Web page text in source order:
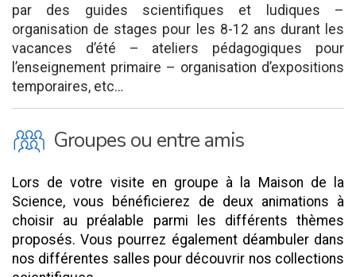
par des guides scientifiques et ludiques –
organisation de stages pour les 8-12 ans durant les
vacances d’été – ateliers pédagogiques pour
l’enseignement primaire – organisation d’expositions
temporaires, etc…
O Groupes ou entre amis
Lors de votre visite en groupe à la Maison de la
Science, vous bénéficierez de deux animations à
choisir au préalable parmi les différents thèmes
proposés. Vous pourrez également déambuler dans
nos différentes salles pour découvrir nos collections